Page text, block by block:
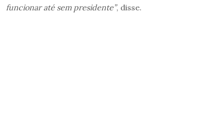
funcionar até sem presidente”, disse.